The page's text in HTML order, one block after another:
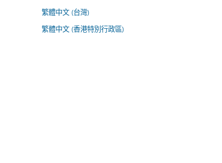
繁體中文 (台灣)
繁體中文 (香港特別行政區)